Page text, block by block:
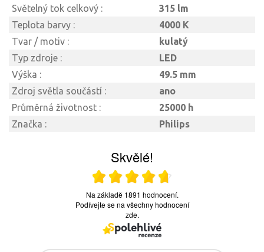
Světelný tok celkový :
315 lm
Teplota barvy :
4000 K
Tvar / motiv :
kulatý
Typ zdroje :
LED
Výška :
49.5 mm
Zdroj světla součástí :
ano
Průměrná životnost :
25000 h
Značka :
Philips